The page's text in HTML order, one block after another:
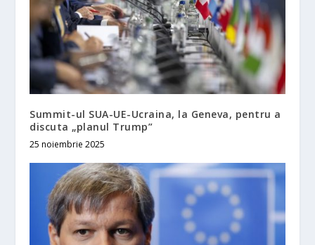
Summit-ul SUA-UE-Ucraina, la Geneva, pentru a
discuta „planul Trump”
25 noiembrie 2025